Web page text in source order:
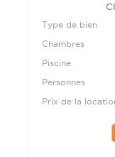
Type de bien
Chambres
Piscine
Personnes
Prix de la